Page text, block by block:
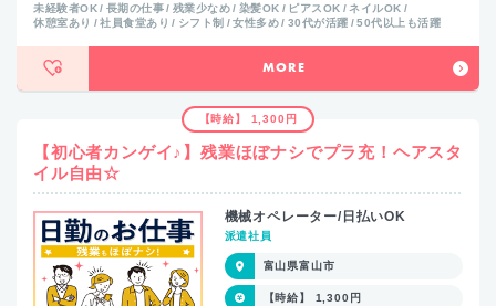
未経験者OK 長期の仕事 残業少なめ 染髪OK ピアスOK
ネイルOK
休憩室あり
社員食堂あり シフト制 女性多め 30代が活躍 50代以上も活躍
MORE
【時給】 1,300円
【初心者カンゲイ♪】残業ほぼナシでプラ充！ヘアスタ
イル自由☆
機械オペレーター/日払いOK
派遣社員
富山県富山市
【時給】 1,300円